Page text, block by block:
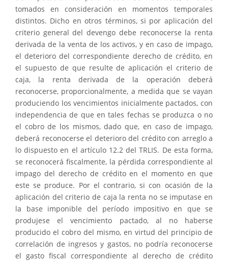
tomados en consideración en momentos temporales
distintos. Dicho en otros términos, si por aplicación del
criterio general del devengo debe reconocerse la renta
derivada de la venta de los activos, y en caso de impago,
el deterioro del correspondiente derecho de crédito, en
el supuesto de que resulte de aplicación el criterio de
caja, la renta derivada de la operación deberá
reconocerse, proporcionalmente, a medida que se vayan
produciendo los vencimientos inicialmente pactados, con
independencia de que en tales fechas se produzca o no
el cobro de los mismos, dado que, en caso de impago,
deberá reconocerse el deterioro del crédito con arreglo a
lo dispuesto en el artículo 12.2 del TRLIS. De esta forma,
se reconocerá fiscalmente, la pérdida correspondiente al
impago del derecho de crédito en el momento en que
este se produce. Por el contrario, si con ocasión de la
aplicación del criterio de caja la renta no se imputase en
la base imponible del período impositivo en que se
produjese el vencimiento pactado, al no haberse
producido el cobro del mismo, en virtud del principio de
correlación de ingresos y gastos, no podría reconocerse
el gasto fiscal correspondiente al derecho de crédito